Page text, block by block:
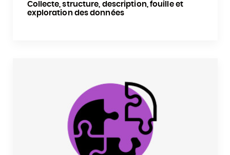
Collecte, structure, description, fouille et
exploration des données